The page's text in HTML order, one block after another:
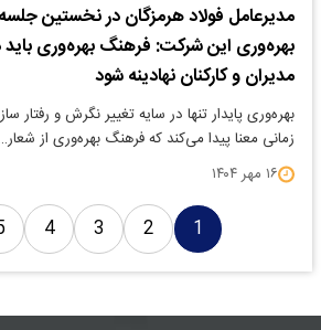
مدیرعامل فولاد هرمزگان در نخستین
بهره‌وری این شرکت: فرهنگ بهره‌وری باید
مدیران و کارکنان نهادینه شود
بهره‌وری پایدار تنها در سایه تغییر نگرش و
زمانی معنا پیدا می‌کند که فرهنگ بهره‌وری از شعار…
۱۶ مهر ۱۴۰۴
1
2
3
4